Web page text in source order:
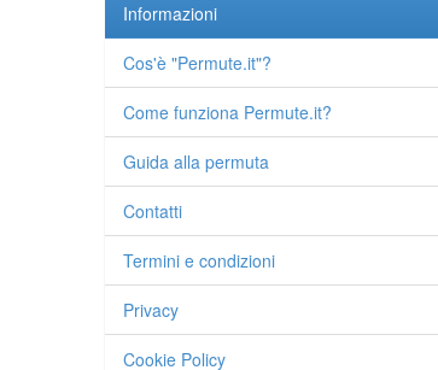
Informazioni
Cos'è "Permute.it"?
Come funziona Permute.it?
Guida alla permuta
Contatti
Termini e condizioni
Privacy
Cookie Policy